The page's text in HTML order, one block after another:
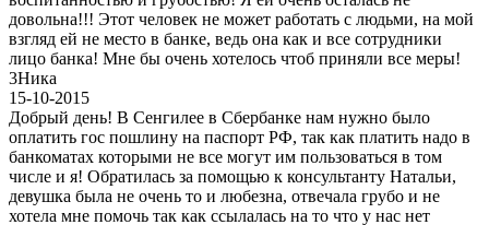
довольна!!! Этот человек не может работать с людьми, на мой
взгляд ей не место в банке, ведь она как и все сотрудники
лицо банка! Мне бы очень хотелось чтоб приняли все меры!
3Ника
15-10-2015
Добрый день! В Сенгилее в Сбербанке нам нужно было
оплатить гос пошлину на паспорт РФ, так как платить надо в
банкоматах которыми не все могут им пользоваться в том
числе и я! Обратилась за помощью к консультанту Натальи,
девушка была не очень то и любезна, отвечала грубо и не
хотела мне помочь так как ссылалась на то что у нас нет